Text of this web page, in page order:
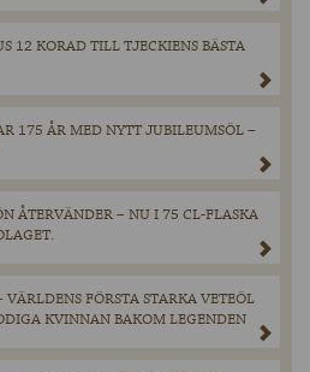
12 KORAD TILL TJECKIENS BÄSTA
175 ÅR MED NYTT JUBILEUMSÖL –
ÅTERVÄNDER – NU I 75 CL-FLASKA
FÖRSTA STARKA VETEÖL
KVINNAN BAKOM LEGENDEN